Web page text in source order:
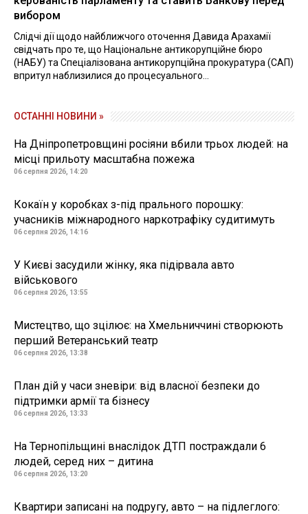
вибором
Слідчі дії щодо найближчого оточення Давида Арахамії
свідчать про те, що Національне антикорупційне бюро
(НАБУ) та Спеціалізована антикорупційна прокуратура (САП)
впритул наблизилися до процесуального...
ОСТАННІ НОВИНИ »
На Дніпропетровщині росіяни вбили трьох людей: на
місці прильоту масштабна пожежа
06 серпня 2026, 14:20
Кокаїн у коробках з-під прального порошку:
учасників міжнародного наркотрафіку судитимуть
06 серпня 2026, 14:16
У Києві засудили жінку, яка підірвала авто
військового
06 серпня 2026, 13:55
Мистецтво, що зцілює: на Хмельниччині створюють
перший Ветеранський театр
06 серпня 2026, 13:38
План дій у часи зневіри: від власної безпеки до
підтримки армії та бізнесу
06 серпня 2026, 13:33
На Тернопільщині внаслідок ДТП постраждали 6
людей, серед них – дитина
06 серпня 2026, 13:20
Квартири записані на подругу, авто – на підлеглого: